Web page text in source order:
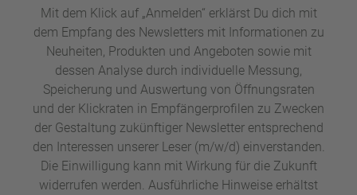
Mit dem Klick auf „Anmelden“ erklärst Du dich mit
dem Empfang des Newsletters mit Informationen zu
Neuheiten, Produkten und Angeboten sowie mit
dessen Analyse durch individuelle Messung,
Speicherung und Auswertung von Öffnungsraten
und der Klickraten in Empfängerprofilen zu Zwecken
der Gestaltung zukünftiger Newsletter entsprechend
den Interessen unserer Leser (m/w/d) einverstanden.
Die Einwilligung kann mit Wirkung für die Zukunft
widerrufen werden. Ausführliche Hinweise erhältst